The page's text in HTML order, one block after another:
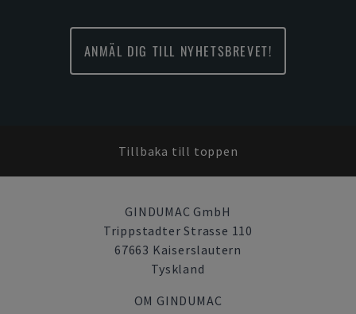
ANMÄL DIG TILL NYHETSBREVET!
Tillbaka till toppen
GINDUMAC GmbH
Trippstadter Strasse 110
67663 Kaiserslautern
Tyskland
OM GINDUMAC